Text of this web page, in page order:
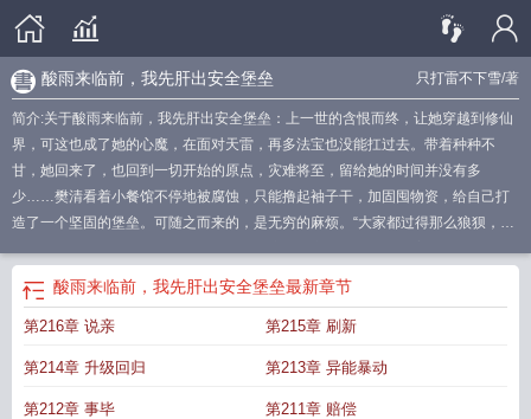
只打雷不下雪/著
酸雨来临前，我先肝出安全堡垒
简介:关于酸雨来临前，我先肝出安全堡垒：上一世的含恨而终，让她穿越到修仙
界，可这也成了她的心魔，在面对天雷，再多法宝也没能扛过去。带着种种不
甘，她回来了，也回到一切开始的原点，灾难将至，留给她的时间并没有多
少……樊清看着小餐馆不停地被腐蚀，只能撸起袖子干，加固囤物资，给自己打
造了一个坚固的堡垒。可随之而来的，是无穷的麻烦。“大家都过得那么狼狈，凭
咖啡，倚靠在餐馆门口。看着眼前这些狼狈又贪婪的人，眉眼含笑，语气极是温
柔，“说的有道理，我也没有阻止你们来抢夺，能动手就别在那里逼逼……”
酸雨来临前，我先肝出安全堡垒最新章节
第216章 说亲 第215章 刷新
第214章 升级回归 第213章 异能暴动
第212章 事毕 第211章 赔偿